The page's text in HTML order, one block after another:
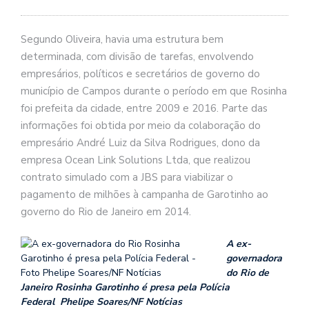
Segundo Oliveira, havia uma estrutura bem
determinada, com divisão de tarefas, envolvendo
empresários, políticos e secretários de governo do
município de Campos durante o período em que Rosinha
foi prefeita da cidade, entre 2009 e 2016. Parte das
informações foi obtida por meio da colaboração do
empresário André Luiz da Silva Rodrigues, dono da
empresa Ocean Link Solutions Ltda, que realizou
contrato simulado com a JBS para viabilizar o
pagamento de milhões à campanha de Garotinho ao
governo do Rio de Janeiro em 2014.
A ex-
governadora
do Rio de
Janeiro Rosinha Garotinho é presa pela Polícia
Federal Phelipe Soares/NF Notícias